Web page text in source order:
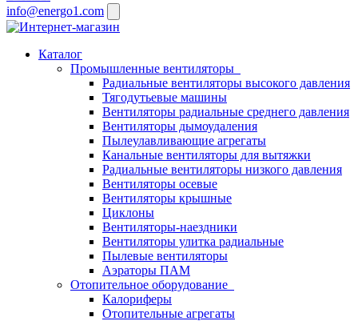
info@energo1.com
Каталог
Промышленные вентиляторы
Радиальные вентиляторы высокого давления
Тягодутьевые машины
Вентиляторы радиальные среднего давления
Вентиляторы дымоудаления
Пылеулавливающие агрегаты
Канальные вентиляторы для вытяжки
Радиальные вентиляторы низкого давления
Вентиляторы осевые
Вентиляторы крышные
Циклоны
Вентиляторы-наездники
Вентиляторы улитка радиальные
Пылевые вентиляторы
Аэраторы ПАМ
Отопительное оборудование
Калориферы
Отопительные агрегаты